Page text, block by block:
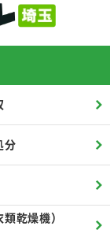
分
乾燥機）